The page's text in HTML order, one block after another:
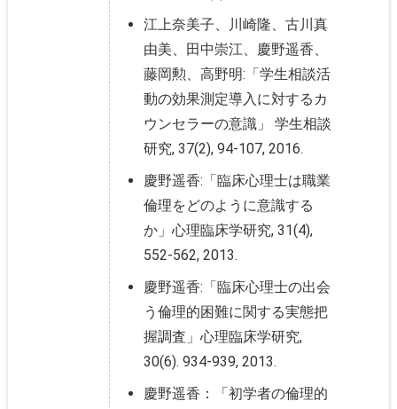
江上奈美子、川崎隆、古川真
由美、田中崇江、慶野遥香、
藤岡勲、高野明:「学生相談活
動の効果測定導入に対するカ
ウンセラーの意識」 学生相談
研究, 37(2), 94-107, 2016.
慶野遥香:「臨床心理士は職業
倫理をどのように意識する
か」心理臨床学研究, 31(4),
552-562, 2013.
慶野遥香:「臨床心理士の出会
う倫理的困難に関する実態把
握調査」心理臨床学研究,
30(6). 934-939, 2013.
慶野遥香：「初学者の倫理的